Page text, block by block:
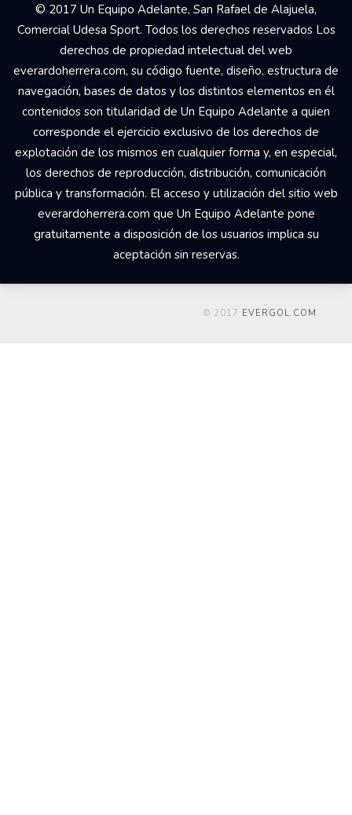
© 2017 Un Equipo Adelante, San Rafael de Alajuela,
Comercial Udesa Sport. Todos los derechos reservados Los
derechos de propiedad intelectual del web
everardoherrera.com, su código fuente, diseño, estructura de
navegación, bases de datos y los distintos elementos en él
contenidos son titularidad de Un Equipo Adelante a quien
corresponde el ejercicio exclusivo de los derechos de
explotación de los mismos en cualquier forma y, en especial,
los derechos de reproducción, distribución, comunicación
pública y transformación. El acceso y utilización del sitio web
everardoherrera.com que Un Equipo Adelante pone
gratuitamente a disposición de los usuarios implica su
aceptación sin reservas.
© 2017 EVERGOL.COM